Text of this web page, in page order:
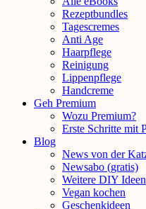
Rezeptbundles
Tagescremes
Anti Age
Haarpflege
Reinigung
Lippenpflege
Handcreme
Geh Premium
Wozu Premium?
Erste Schritte mit
Blog
News von der
Newsabo (gratis)
Weitere DIY Ideen
Vegan kochen
Geschenkideen